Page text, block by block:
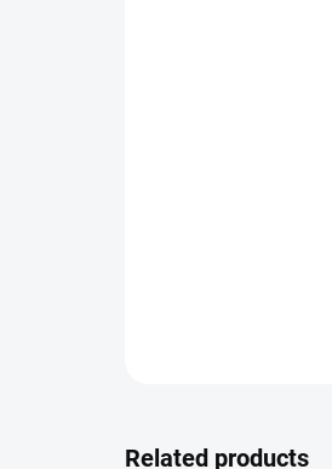
Related products